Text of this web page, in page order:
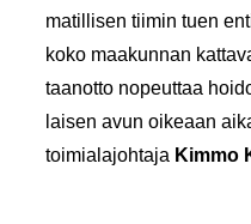
ma­til­li­sen tii­min tuen
koko maa­kun­nan
taan­ot­to no­peut­taa
lai­sen avun oi­ke­aan
toi­mia­la­joh­ta­ja Kimmo